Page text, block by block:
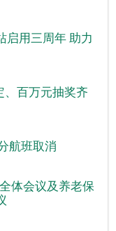
启用三周年 助力
百万元抽奖齐
航班取消
体会议及养老保